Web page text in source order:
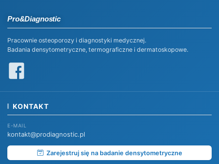
Pro&Diagnostic
Pracownie osteoporozy i diagnostyki medycznej.
Badania densytometryczne, termograficzne i dermatoskopowe.
KONTAKT
E-MAIL
kontakt@prodiagnostic.pl
Zarejestruj się na badanie densytometryczne